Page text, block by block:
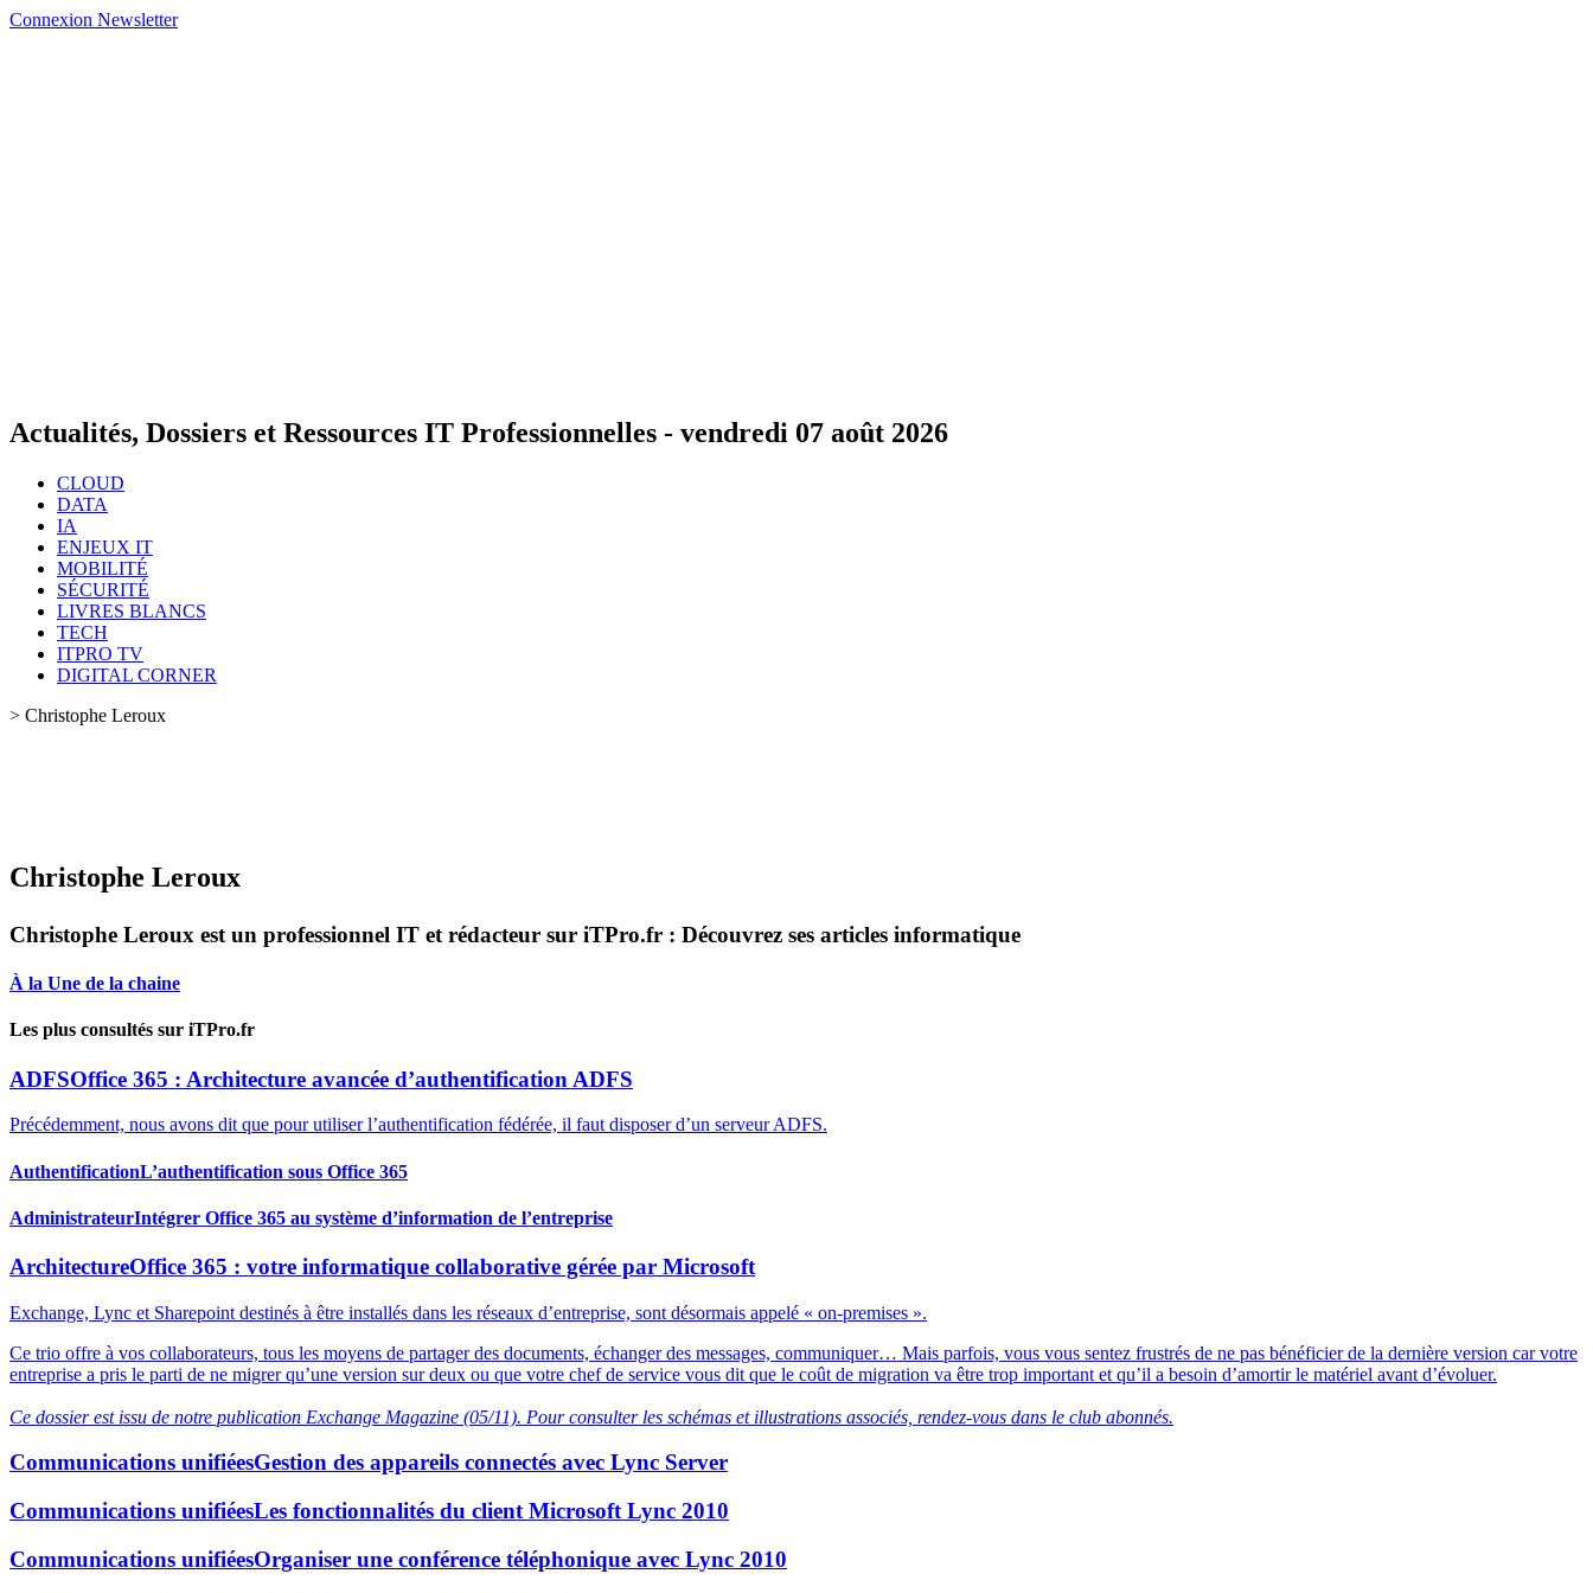
Connexion Newsletter
Actualités, Dossiers et Ressources IT Professionnelles - vendredi 07 août 2026
CLOUD
DATA
IA
ENJEUX IT
MOBILITÉ
SÉCURITÉ
LIVRES BLANCS
TECH
ITPRO TV
DIGITAL CORNER
> Christophe Leroux
Christophe Leroux
Christophe Leroux est un professionnel IT et rédacteur sur iTPro.fr : Découvrez ses articles informatique
À la Une de la chaine
Les plus consultés sur iTPro.fr
ADFSOffice 365 : Architecture avancée d’authentification ADFS
Précédemment, nous avons dit que pour utiliser l’authentification fédérée, il faut disposer d’un serveur ADFS.
AuthentificationL’authentification sous Office 365
AdministrateurIntégrer Office 365 au système d’information de l’entreprise
ArchitectureOffice 365 : votre informatique collaborative gérée par Microsoft
Exchange, Lync et Sharepoint destinés à être installés dans les réseaux d’entreprise, sont désormais appelé « on-premises ».
Ce trio offre à vos collaborateurs, tous les moyens de partager des documents, échanger des messages, communiquer… Mais parfois, vous vous sentez frustrés de ne pas bénéficier de la dernière version car votre
entreprise a pris le parti de ne migrer qu’une version sur deux ou que votre chef de service vous dit que le coût de migration va être trop important et qu’il a besoin d’amortir le matériel avant d’évoluer.
Ce dossier est issu de notre publication Exchange Magazine (05/11). Pour consulter les schémas et illustrations associés, rendez-vous dans le club abonnés.
Communications unifiéesGestion des appareils connectés avec Lync Server
Communications unifiéesLes fonctionnalités du client Microsoft Lync 2010
Communications unifiéesOrganiser une conférence téléphonique avec Lync 2010